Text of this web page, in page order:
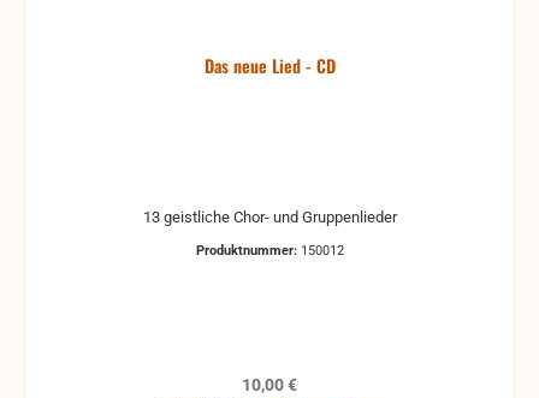
Das neue Lied - CD
13 geistliche Chor- und Gruppenlieder
Produktnummer: 150012
Regulärer Preis:
10,00 €